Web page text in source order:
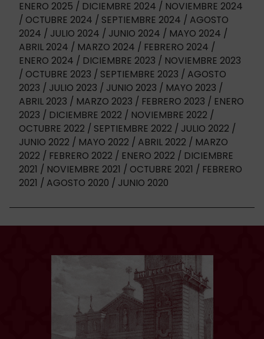
ENERO 2025
DICIEMBRE 2024
NOVIEMBRE 2024
OCTUBRE 2024
SEPTIEMBRE 2024
AGOSTO
2024
JULIO 2024 JUNIO 2024
MAYO 2024
ABRIL 2024
MARZO 2024
FEBRERO 2024
ENERO 2024
DICIEMBRE 2023
NOVIEMBRE 2023
OCTUBRE 2023
SEPTIEMBRE 2023
AGOSTO
2023
JULIO 2023 JUNIO 2023
MAYO 2023
ABRIL 2023
MARZO 2023 FEBRERO 2023
ENERO
2023
DICIEMBRE 2022
NOVIEMBRE 2022
OCTUBRE 2022
SEPTIEMBRE 2022
JULIO 2022
JUNIO 2022
MAYO 2022 ABRIL 2022
MARZO
2022
FEBRERO 2022 ENERO 2022
DICIEMBRE
2021
NOVIEMBRE 2021 OCTUBRE 2021
FEBRERO
2021
AGOSTO 2020 JUNIO 2020